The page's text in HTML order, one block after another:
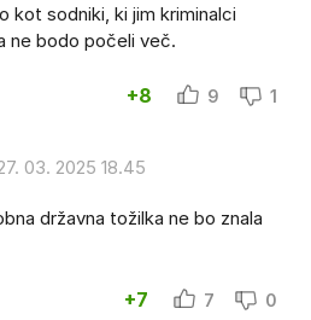
kot sodniki, ki jim kriminalci
ne bodo počeli več.
+8 9 1
03. 2025 18.45
državna tožilka ne bo znala
+7 7 0